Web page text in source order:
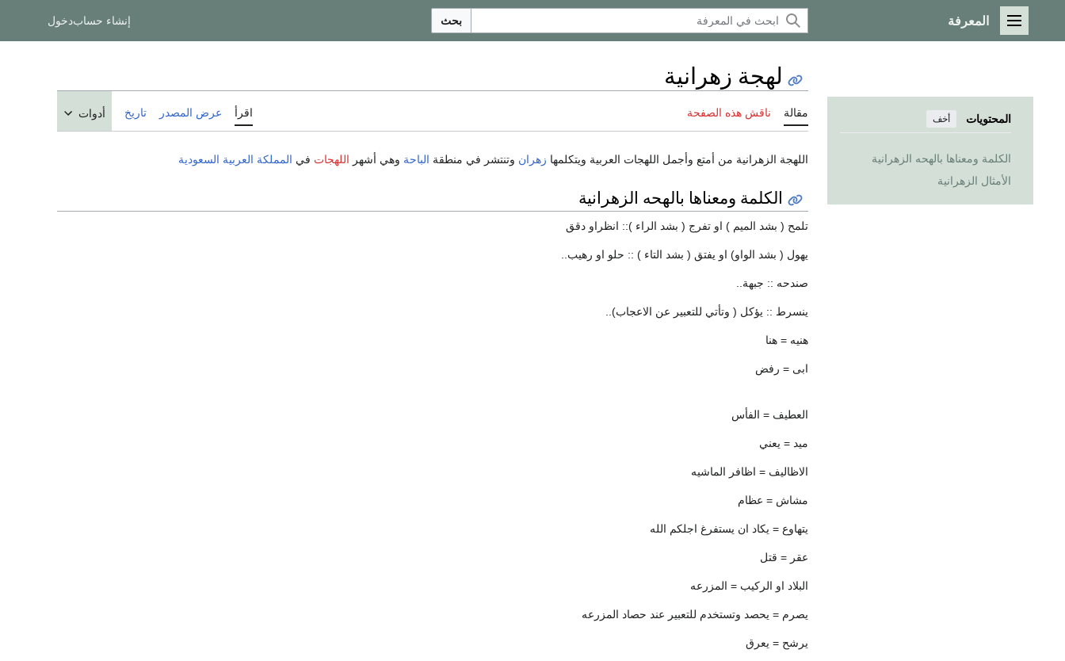
القائمة الرئيسية
المعرفة بحث إنشاء حسابدخول
المحتويات أخف
الكلمة ومعناها بالهحه الزهرانية
الأمثال الزهرانية
لهجة زهرانية
مقالة ناقش هذه الصفحة اقرأ عرض المصدر تاريخ أدوات
اللهجة الزهرانية من أمتع وأجمل اللهجات العربية ويتكلمها زهران وتنتشر في منطقة الباحة وهي أشهر اللهجات في المملكة العربية السعودية
الكلمة ومعناها بالهحه الزهرانية
تلمح ( بشد الميم ) او تفرج ( بشد الراء ):: انظراو دقق
يهول ( بشد الواو) او يفتق ( بشد التاء ) :: حلو او رهيب..
صندحه :: جبهة..
ينسرط :: يؤكل ( وتأتي للتعبير عن الاعجاب)..
هنيه = هنا
ابى = رفض
العطيف = الفأس
ميد = يعني
الاظاليف = اظافر الماشيه
مشاش = عظام
يتهاوع = يكاد ان يستفرغ اجلكم الله
عقر = قتل
البلاد او الركيب = المزرعه
يصرم = يحصد وتستخدم للتعبير عند حصاد المزرعه
يرشح = يعرق